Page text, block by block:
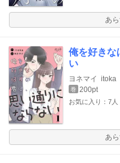
あ
俺を好きな
い
ヨネマイ itoka
巻 200pt
お気に入り：7人
あ